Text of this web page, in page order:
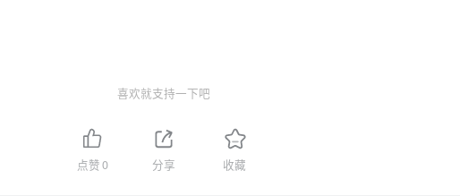
喜欢就支持一下吧
点赞0 分享 收藏